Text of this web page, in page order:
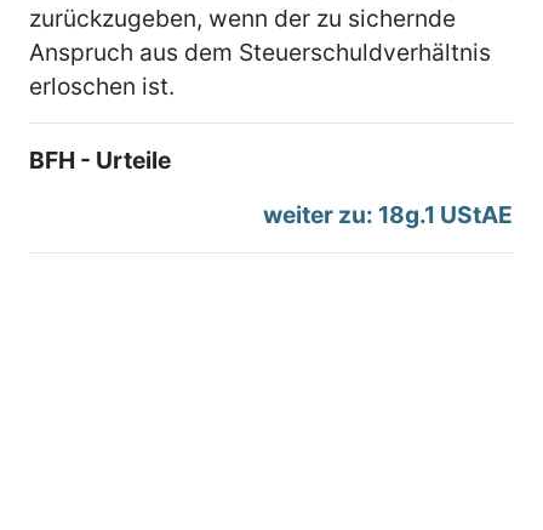
zurückzugeben, wenn der zu sichernde
Anspruch aus dem Steuerschuldverhältnis
erloschen ist.
BFH - Urteile
weiter zu: 18g.1 UStAE